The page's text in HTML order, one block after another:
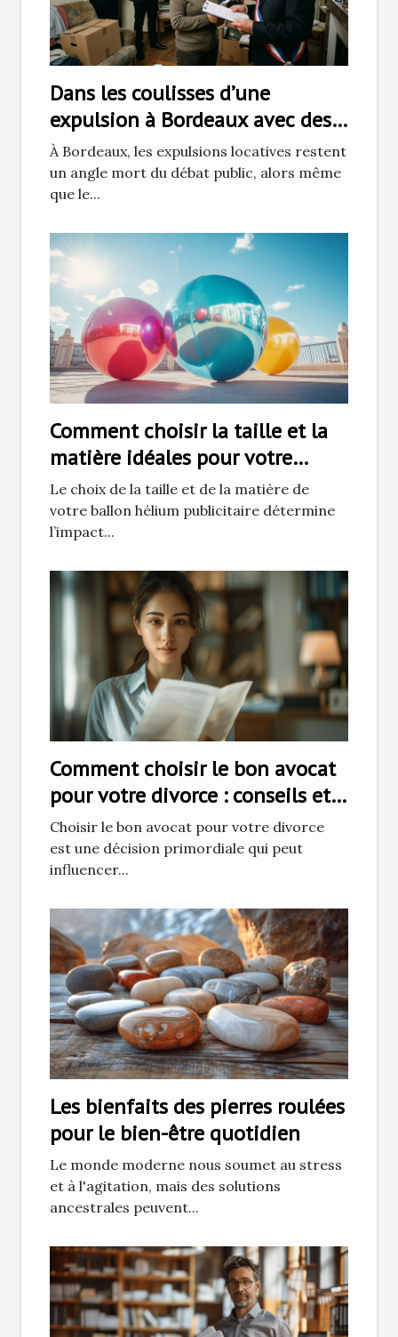
Dans les coulisses d’une
expulsion à Bordeaux avec des
huissiers de justice
À Bordeaux, les expulsions locatives restent
un angle mort du débat public, alors même
que le...
Comment choisir la taille et la
matière idéales pour votre
ballon hélium publicitaire
Le choix de la taille et de la matière de
votre ballon hélium publicitaire détermine
l’impact...
Comment choisir le bon avocat
pour votre divorce : conseils et
stratégies
Choisir le bon avocat pour votre divorce
est une décision primordiale qui peut
influencer...
Les bienfaits des pierres roulées
pour le bien-être quotidien
Le monde moderne nous soumet au stress
et à l'agitation, mais des solutions
ancestrales peuvent...